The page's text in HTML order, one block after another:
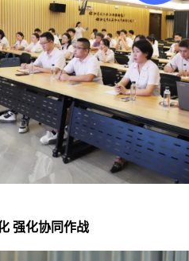
强化协同作战